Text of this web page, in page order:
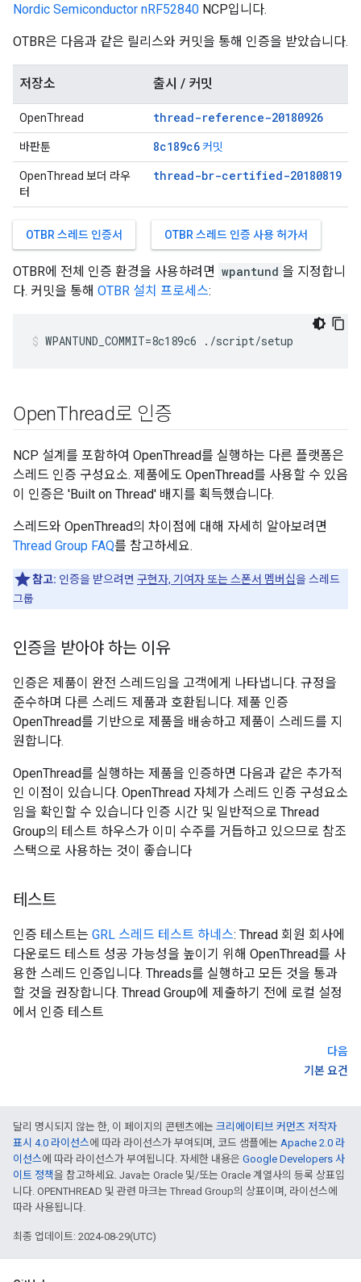
Nordic Semiconductor nRF52840 NCP입니다.
OTBR은 다음과 같은 릴리스와 커밋을 통해 인증을 받았습니다.
저장소 출시 / 커밋
OpenThread thread-reference-20180926
바판툰 8c189c6 커밋
OpenThread 보더 라우
터
thread-br-certified-20180819
OTBR 스레드 인증서 OTBR 스레드 인증 사용 허가서
OTBR에 전체 인증 환경을 사용하려면 wpantund 을 지정합니
다. 커밋을 통해 OTBR 설치 프로세스:
WPANTUND_COMMIT=8c189c6 ./script/setup
OpenThread로 인증
NCP 설계를 포함하여 OpenThread를 실행하는 다른 플랫폼은
스레드 인증 구성요소. 제품에도 OpenThread를 사용할 수 있음
이 인증은 'Built on Thread' 배지를 획득했습니다.
스레드와 OpenThread의 차이점에 대해 자세히 알아보려면
Thread Group FAQ를 참고하세요.
참고: 인증을 받으려면 구현자, 기여자 또는 스폰서 멤버십을 스레드
그룹
인증을 받아야 하는 이유
인증은 제품이 완전 스레드임을 고객에게 나타냅니다. 규정을
준수하며 다른 스레드 제품과 호환됩니다. 제품 인증
OpenThread를 기반으로 제품을 배송하고 제품이 스레드를 지
원합니다.
OpenThread를 실행하는 제품을 인증하면 다음과 같은 추가적
인 이점이 있습니다. OpenThread 자체가 스레드 인증 구성요소
임을 확인할 수 있습니다 인증 시간 및 일반적으로 Thread
Group의 테스트 하우스가 이미 수주를 거듭하고 있으므로 참조
스택으로 사용하는 것이 좋습니다
테스트
인증 테스트는 GRL 스레드 테스트 하네스: Thread 회원 회사에
다운로드 테스트 성공 가능성을 높이기 위해 OpenThread를 사
용한 스레드 인증입니다. Threads를 실행하고 모든 것을 통과
할 것을 권장합니다. Thread Group에 제출하기 전에 로컬 설정
에서 인증 테스트
다음
기본 요건
달리 명시되지 않는 한, 이 페이지의 콘텐츠에는 크리에이티브 커먼즈 저작자
표시 4.0 라이선스에 따라 라이선스가 부여되며, 코드 샘플에는 Apache 2.0 라
이선스에 따라 라이선스가 부여됩니다. 자세한 내용은 Google Developers 사
이트 정책을 참고하세요. Java는 Oracle 및/또는 Oracle 계열사의 등록 상표입
니다. OPENTHREAD 및 관련 마크는 Thread Group의 상표이며, 라이선스에
따라 사용됩니다.
최종 업데이트: 2024-08-29(UTC)